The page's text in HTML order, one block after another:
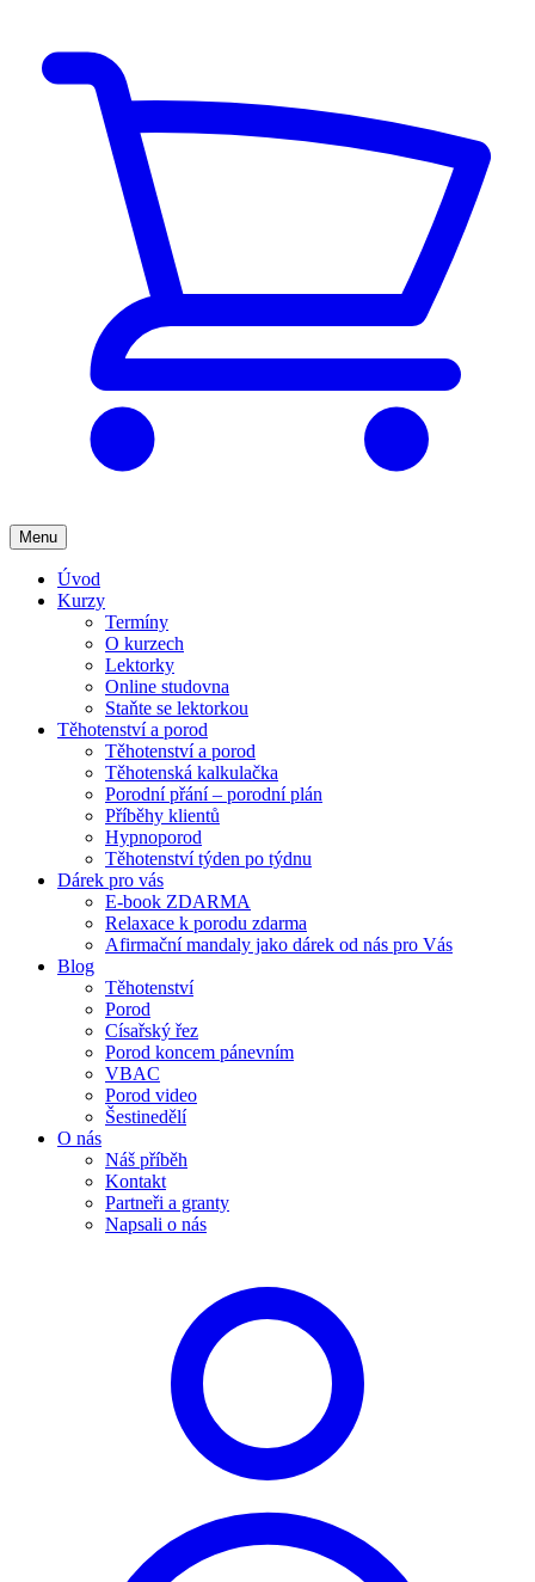
Menu
Úvod
Kurzy
Termíny
O kurzech
Lektorky
Online studovna
Staňte se lektorkou
Těhotenství a porod
Těhotenství a porod
Těhotenská kalkulačka
Porodní přání – porodní plán
Příběhy klientů
Hypnoporod
Těhotenství týden po týdnu
Dárek pro vás
E-book ZDARMA
Relaxace k porodu zdarma
Afirmační mandaly jako dárek od nás pro Vás
Blog
Těhotenství
Porod
Císařský řez
Porod koncem pánevním
VBAC
Porod video
Šestinedělí
O nás
Náš příběh
Kontakt
Partneři a granty
Napsali o nás